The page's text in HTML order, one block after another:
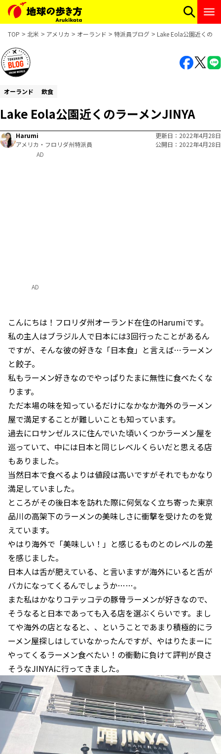
TOP 北米 アメリカ オーランド 特派員ブログ Lake Eola公園近くのラ
オーランド 飲食
Lake Eola公園近くのラーメンJINYA
Harumi
アメリカ・フロリダ州特派員
更新日
2022年4月28日
公開日
2022年4月28日
AD
こんにちは！フロリダ州オーランド在住のHarumiです。
私の主人はブラジル人で日本には3回行ったことがあるん
ですが、そんな彼の好きな「日本食」と言えば…ラーメン
と餃子。
私もラーメン好きなのでやっぱりたまに無性に食べたくな
ります。
ただ本場の味を知っているだけになかなか海外のラーメン
屋で満足することが難しいことも知っています。
過去にロサンゼルスに住んでいた頃いくつかラーメン屋を
巡っていて、中には日本と同じレベルくらいだと思える店
もありました。
当然日本で食べるよりは値段は高いですがそれでもかなり
満足していました。
ところがその後日本を訪れた際に何気なく立ち寄った東京
品川の高架下のラーメンの美味しさに衝撃を受けたのを覚
えています。
やはり海外で「美味しい！」と感じるものとのレベルの差
を感じました。
日本人は舌が肥えている、と言いますが海外にいると舌が
バカになってくるんでしょうか……。
また私はかなりコテッコテの豚骨ラーメンが好きなので、
そうなると日本であっても入る店を選ぶくらいです。まし
てや海外の店となると、、ということであまり積極的にラ
ーメン屋探しはしていなかったんですが、やはりたまーに
やってくるラーメン食べたい！の衝動に負けて評判が良さ
そうなJINYAに行ってきました。
AD